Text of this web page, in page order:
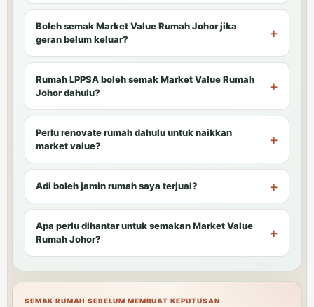
Boleh semak Market Value Rumah Johor jika
geran belum keluar?
Rumah LPPSA boleh semak Market Value Rumah
Johor dahulu?
Perlu renovate rumah dahulu untuk naikkan
market value?
Adi boleh jamin rumah saya terjual?
Apa perlu dihantar untuk semakan Market Value
Rumah Johor?
SEMAK RUMAH SEBELUM MEMBUAT KEPUTUSAN